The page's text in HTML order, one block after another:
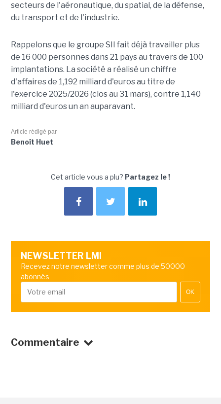
secteurs de l'aéronautique, du spatial, de la défense,
du transport et de l'industrie.
Rappelons que le groupe SII fait déjà travailler plus
de 16 000 personnes dans 21 pays au travers de 100
implantations. La société a réalisé un chiffre
d'affaires de 1,192 milliard d'euros au titre de
l'exercice 2025/2026 (clos au 31 mars), contre 1,140
milliard d'euros un an auparavant.
Article rédigé par
Benoît Huet
Cet article vous a plu? Partagez le !
NEWSLETTER LMI
Recevez notre newsletter comme plus de 50000
abonnés
OK
Commentaire